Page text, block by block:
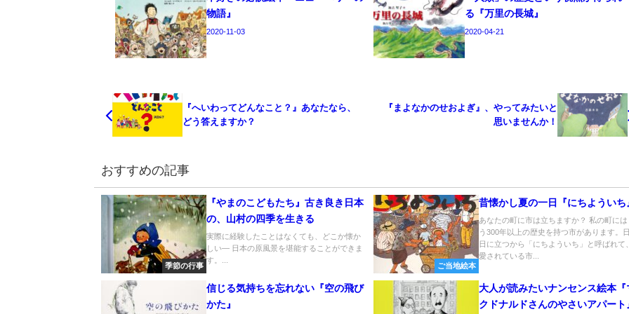
物語』
2020-11-03
る『万里の長城』
2020-04-21
『へいわってどんなこと？』あなたなら、
どう答えますか？
『まよなかのせおよぎ』、やってみたいと
思いませんか！
おすすめの記事
季節の行事
『やまのこどもたち』古き良き日本
の、山村の四季を生きる
実際に経験したことはなくても、どこか懐か
しい― 日本の原風景を堪能することができま
す。...
ご当地絵本
昔懐かし夏の一日『にちよういち
あなたの町に市は立ちますか？ 私の町には
う300年以上の歴史を持つ市があります。
日に立つから「にちよういち」と呼ばれて、
愛されている市...
信じる気持ちを忘れない『空の飛び
かた』
大人が読みたいナンセンス絵本『
クドナルドさんのやさいアパート